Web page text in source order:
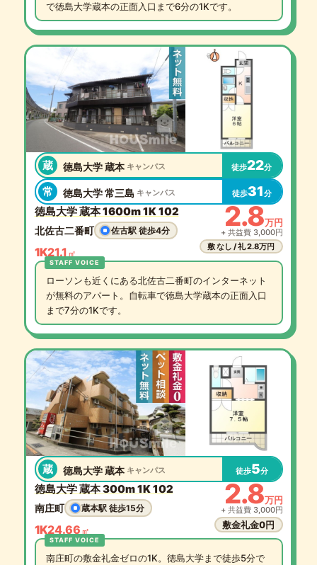
で徳島大学蔵本の正面入口まで6分の1Kです。
蔵 徳島大学 蔵本 キャンパス 徒歩22分
常 徳島大学 常三島 キャンパス 徒歩31分
徳島大学 蔵本 1600m 1K 102
北佐古二番町 佐古駅 徒歩4分
1K21.1 ㎡
2.8万円
+ 共益費 3,000円
敷 なし / 礼 2.8万円
ローソンも近くにある北佐古二番町のインターネット
が無料のアパート。自転車で徳島大学蔵本の正面入口
まで7分の1Kです。
蔵 徳島大学 蔵本 キャンパス 徒歩5分
徳島大学 蔵本 300m 1K 102
南庄町 蔵本駅 徒歩15分
1K24.66 ㎡
2.8万円
+ 共益費 3,000円
敷金礼金0円
南庄町の敷金礼金ゼロの1K。徳島大学まで徒歩5分で